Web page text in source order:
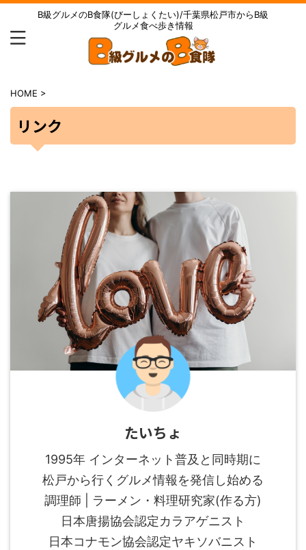
B級グルメのB食隊(びーしょくたい)/千葉県松戸市からB級
グルメ食べ歩き情報
HOME >
リンク
たいちょ
1995年 インターネット普及と同時期に
松戸から行くグルメ情報を発信し始める
調理師 | ラーメン・料理研究家(作る方)
日本唐揚協会認定カラアゲニスト
日本コナモン協会認定ヤキソバニスト